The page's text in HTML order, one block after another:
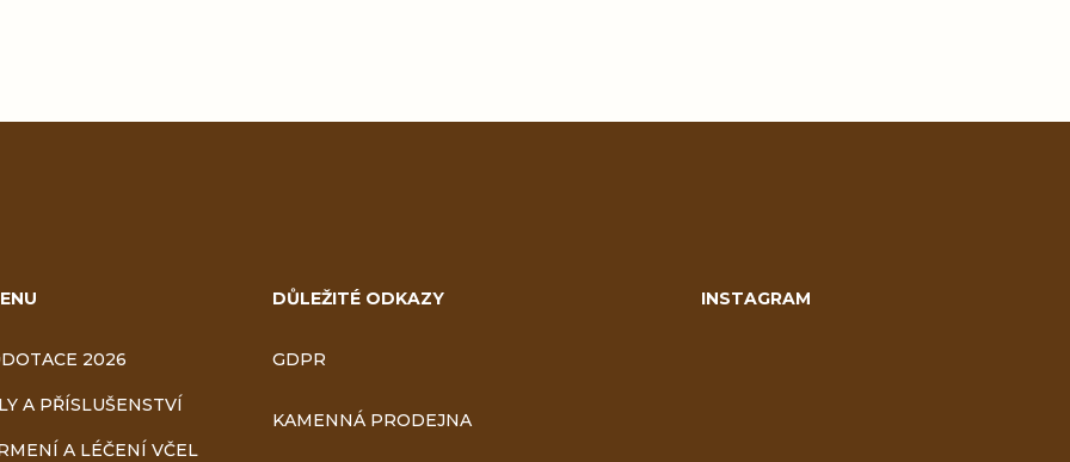
2026
A PŘÍSLUŠENSTVÍ
A LÉČENÍ VČEL
DŮLEŽITÉ ODKAZY
GDPR
KAMENNÁ PRODEJNA
INSTAGRAM